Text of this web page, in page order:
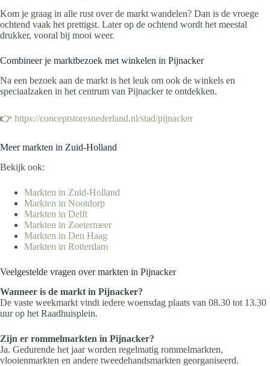
Kom je graag in alle rust over de markt wandelen? Dan is de vroege
ochtend vaak het prettigst. Later op de ochtend wordt het meestal
drukker, vooral bij mooi weer.
Combineer je marktbezoek met winkelen in Pijnacker
Na een bezoek aan de markt is het leuk om ook de winkels en
speciaalzaken in het centrum van Pijnacker te ontdekken.
👉 https://conceptstoresnederland.nl/stad/pijnacker
Meer markten in Zuid-Holland
Bekijk ook:
Markten in Zuid-Holland
Markten in Nootdorp
Markten in Delft
Markten in Zoetermeer
Markten in Den Haag
Markten in Rotterdam
Veelgestelde vragen over markten in Pijnacker
Wanneer is de markt in Pijnacker?
De vaste weekmarkt vindt iedere woensdag plaats van 08.30 tot 13.30
uur op het Raadhuisplein.
Zijn er rommelmarkten in Pijnacker?
Ja. Gedurende het jaar worden regelmatig rommelmarkten,
vlooienmarkten en andere tweedehandsmarkten georganiseerd.